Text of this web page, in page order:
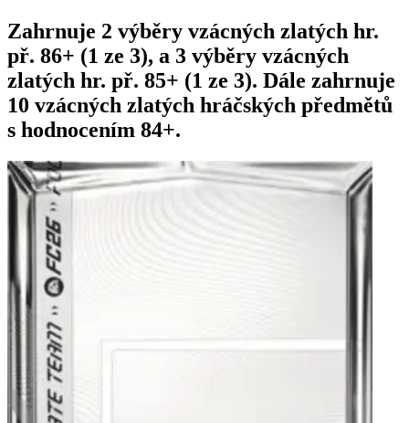
Zahrnuje 2 výběry vzácných zlatých hr.
př. 86+ (1 ze 3), a 3 výběry vzácných
zlatých hr. př. 85+ (1 ze 3). Dále zahrnuje
10 vzácných zlatých hráčských předmětů
s hodnocením 84+.